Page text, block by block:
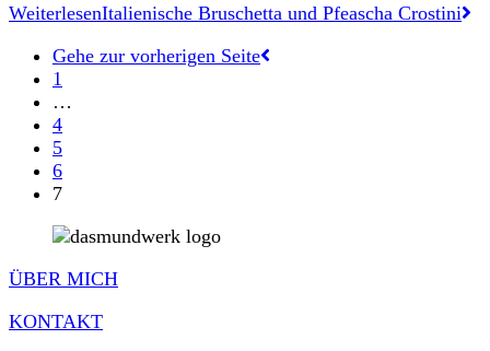
WeiterlesenItalienische Bruschetta und Pfeascha Crostini
Gehe zur vorherigen Seite
1
…
4
5
6
7
ÜBER MICH
KONTAKT